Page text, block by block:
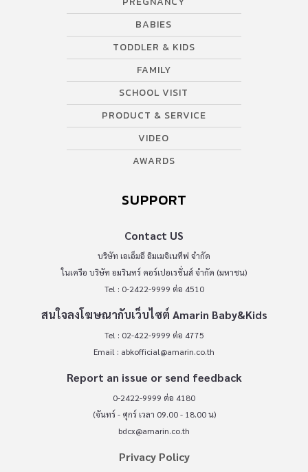
จากการดูดนมแม่มาเป็นขวดนมเป็นไปอย่างง่ายดาย ลดปัญหาการ
สับสนระหว่างเต้านมและขวดนม […]
BABIES
TODDLER & KIDS
FAMILY
SCHOOL VISIT
PRODUCT & SERVICE
VIDEO
AWARDS
SUPPORT
Contact US
บริษัท เอเอ็มอี อิมเมจิเนทีฟ จำกัด
ในเครือ บริษัท อมรินทร์ คอร์เปอเรชั่นส์ จำกัด (มหาชน)
Tel : 0-2422-9999 ต่อ 4510
สนใจลงโฆษณากับเว็บไซต์ Amarin Baby&Kids
Tel : 02-422-9999 ต่อ 4775
Email : abkofficial@amarin.co.th
Report an issue or send feedback
0-2422-9999 ต่อ 4180
(จันทร์ - ศุกร์ เวลา 09.00 - 18.00 น)
bdcx@amarin.co.th
Privacy Policy